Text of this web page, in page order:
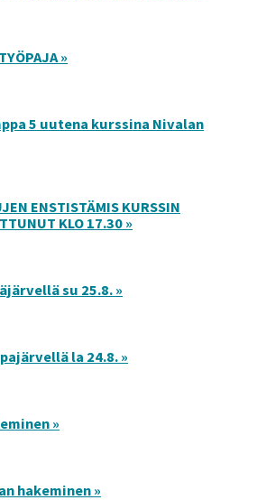
»
5 uutena kurssina Nivalan
ENSTISTÄMIS KURSSIN
KLO 17.30 »
su 25.8. »
la 24.8. »
»
hakeminen »